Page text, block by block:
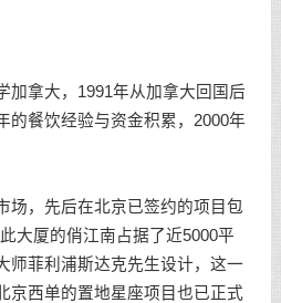
加拿大，1991年从加拿大回国后
的餐饮经验与资金积累，2000年
场，先后在北京已签约的项目包
大厦的俏江南占据了近5000平
师菲利浦斯达克先生设计，这一
京西单的置地星座项目也已正式